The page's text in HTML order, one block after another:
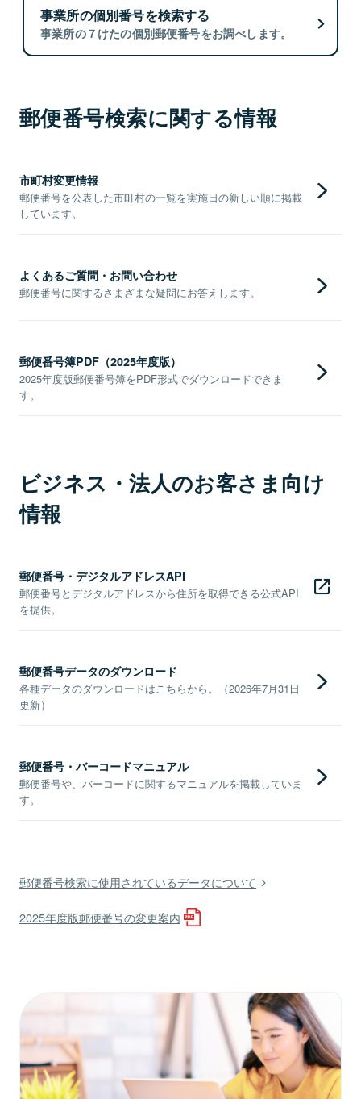
事業所の個別番号を検索する
事業所の７けたの個別郵便番号をお調べします。
郵便番号検索に関する情報
市町村変更情報
郵便番号を公表した市町村の一覧を実施日の新しい順に掲載
しています。
よくあるご質問・お問い合わせ
郵便番号に関するさまざまな疑問にお答えします。
郵便番号簿PDF（2025年度版）
2025年度版郵便番号簿をPDF形式でダウンロードできま
す。
ビジネス・法人のお客さま向け
情報
郵便番号・デジタルアドレスAPI
郵便番号とデジタルアドレスから住所を取得できる公式API
を提供。
郵便番号データのダウンロード
各種データのダウンロードはこちらから。（2026年7月31日
更新）
郵便番号・バーコードマニュアル
郵便番号や、バーコードに関するマニュアルを掲載していま
す。
郵便番号検索に使用されているデータについて
2025年度版郵便番号の変更案内